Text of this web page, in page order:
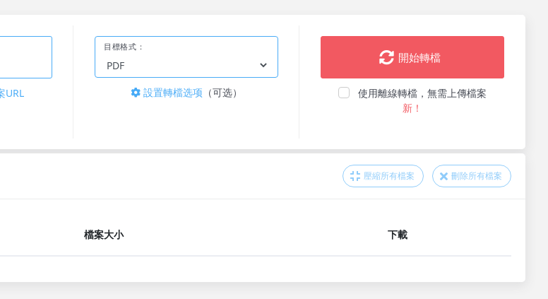
URL
目標格式：
設置轉檔选项 （可选）
開始轉檔
使用離線轉檔，無需上傳檔案
新！
壓縮所有檔案 刪除所有檔案
檔案大小 下載